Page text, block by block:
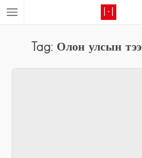
Tag: Олон улсын